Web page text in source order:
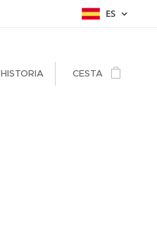
ES
HISTORIA CESTA